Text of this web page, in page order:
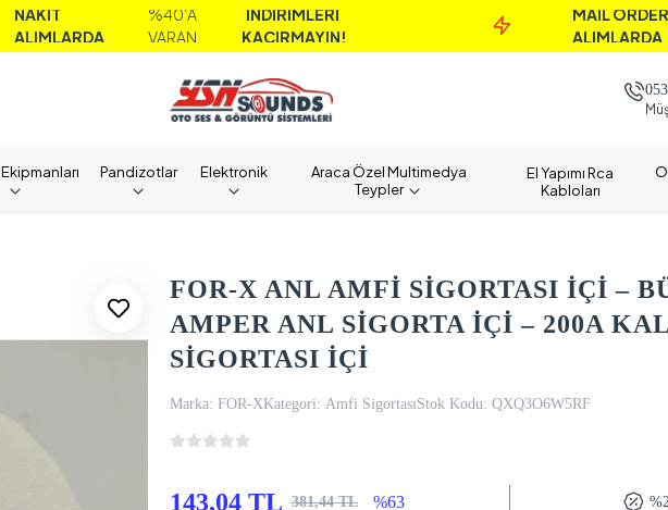
VARAN
İNDİRİMLERİ
KAÇIRMAYIN!
MAİL ORDER İLE
ALIMLARDA
Pandizotlar Elektronik
Araca Özel Multimedya
Teypler
El Yapımı Rca
Kabloları
FOR-X ANL AMFİ SİGORTASI İÇİ –
AMPER ANL SİGORTA İÇİ – 200A
SİGORTASI İÇİ
Marka: FOR-XKategori: Amfi SigortasıStok Kodu: QXQ3O6W5RF
143,04 TL 381,44 TL %63